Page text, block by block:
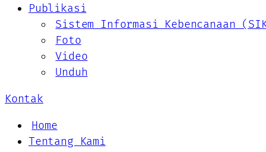
Publikasi
Sistem Informasi Kebencanaan
Foto
Video
Unduh
Kontak
Home
Tentang Kami